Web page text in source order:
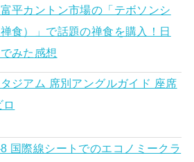
富平カントン市場の「テボソンシ
食）」で話題の禅食を購入！日
みた感想
ジアム 席別アングルガイド 座席
国際線シートでのエコノミークラ